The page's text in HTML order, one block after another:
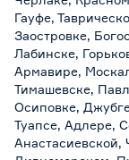
Гауфе,
Заостровке,
Лабинске,
Армавире,
Тимашевске,
Осиповке,
Туапсе, Адлере,
Анастасиевской,